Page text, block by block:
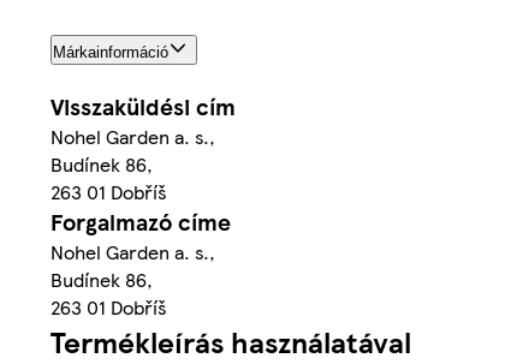
Márkainformáció
Visszaküldési cím
Nohel Garden a. s.,
Budínek 86,
263 01 Dobříš
Forgalmazó címe
Nohel Garden a. s.,
Budínek 86,
263 01 Dobříš
Termékleírás használatával